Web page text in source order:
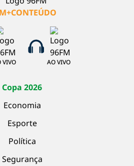
VIVO AO VIVO
Copa 2026
Economia
Esporte
Política
Segurança